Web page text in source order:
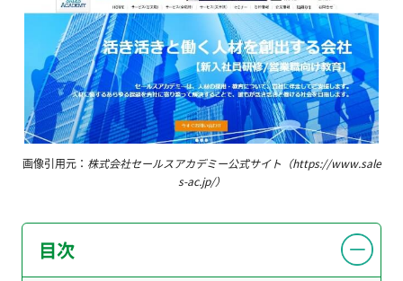
画像引用元： 株式会社セールスアカデミー公式サイト（https://www.sale
s-ac.jp/）
目次